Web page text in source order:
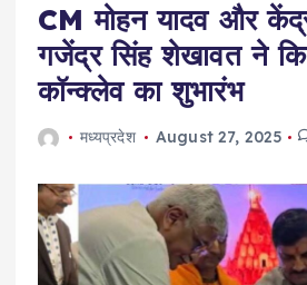
CM मोहन यादव और
गजेंद्र सिंह शेखावत ने
कॉन्क्लेव का शुभारंभ
मध्यप्रदेश August 27, 2025